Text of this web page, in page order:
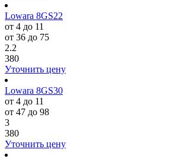
Lowara 8GS22
от 4 до 11
от 36 до 75
2.2
380
Уточнить цену
Lowara 8GS30
от 4 до 11
от 47 до 98
3
380
Уточнить цену